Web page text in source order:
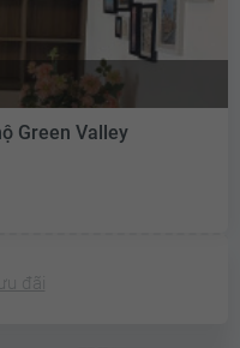
Green Valley
ưu đãi